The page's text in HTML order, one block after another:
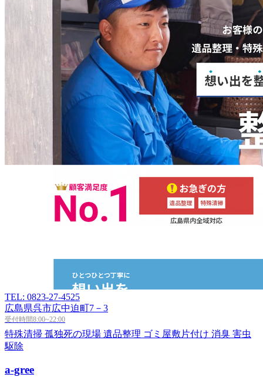
TEL: 0823-27-4525
広島県呉市広中迫町7－3
受付時間8:00~22:00
特殊清掃 孤独死の現場 遺品整理 ゴミ屋敷片付け 消臭 害虫
駆除
a-gree